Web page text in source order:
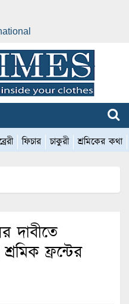
ফিচার চাকুরী শ্রমিকের কথা
দাবীতে
ফ্রন্টের